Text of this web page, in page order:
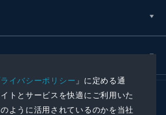
イバシーポリシー 」に定める通
トとサービスを快適にご利用いた
ように活用されているのかを当社